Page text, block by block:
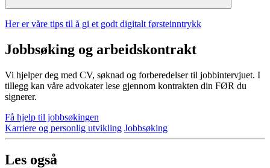
Her er våre tips til å gi et godt digitalt førsteinntrykk
Jobbsøking og arbeidskontrakt
Vi hjelper deg med CV, søknad og forberedelser til jobbintervjuet. I
tillegg kan våre advokater lese gjennom kontrakten din FØR du
signerer.
Få hjelp til jobbsøkingen
Karriere og personlig utvikling Jobbsøking
Les også